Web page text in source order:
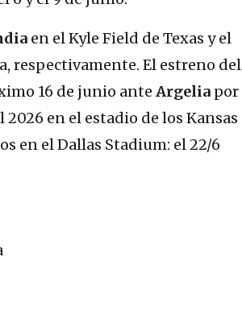
en el Kyle Field de Texas y el
respectivamente. El estreno del
16 de junio ante Argelia por
en el estadio de los Kansas
en el Dallas Stadium: el 22/6